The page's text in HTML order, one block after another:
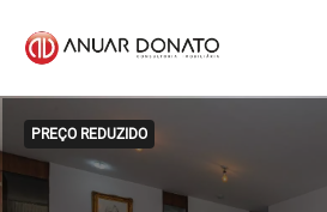
PREÇO REDUZIDO